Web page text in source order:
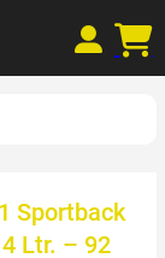
Sportback
Ltr. – 92